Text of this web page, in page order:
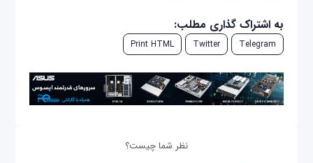
به اشتراک گذاری مطلب:
Telegram
Twitter
Print HTML
نظر شما چیست؟